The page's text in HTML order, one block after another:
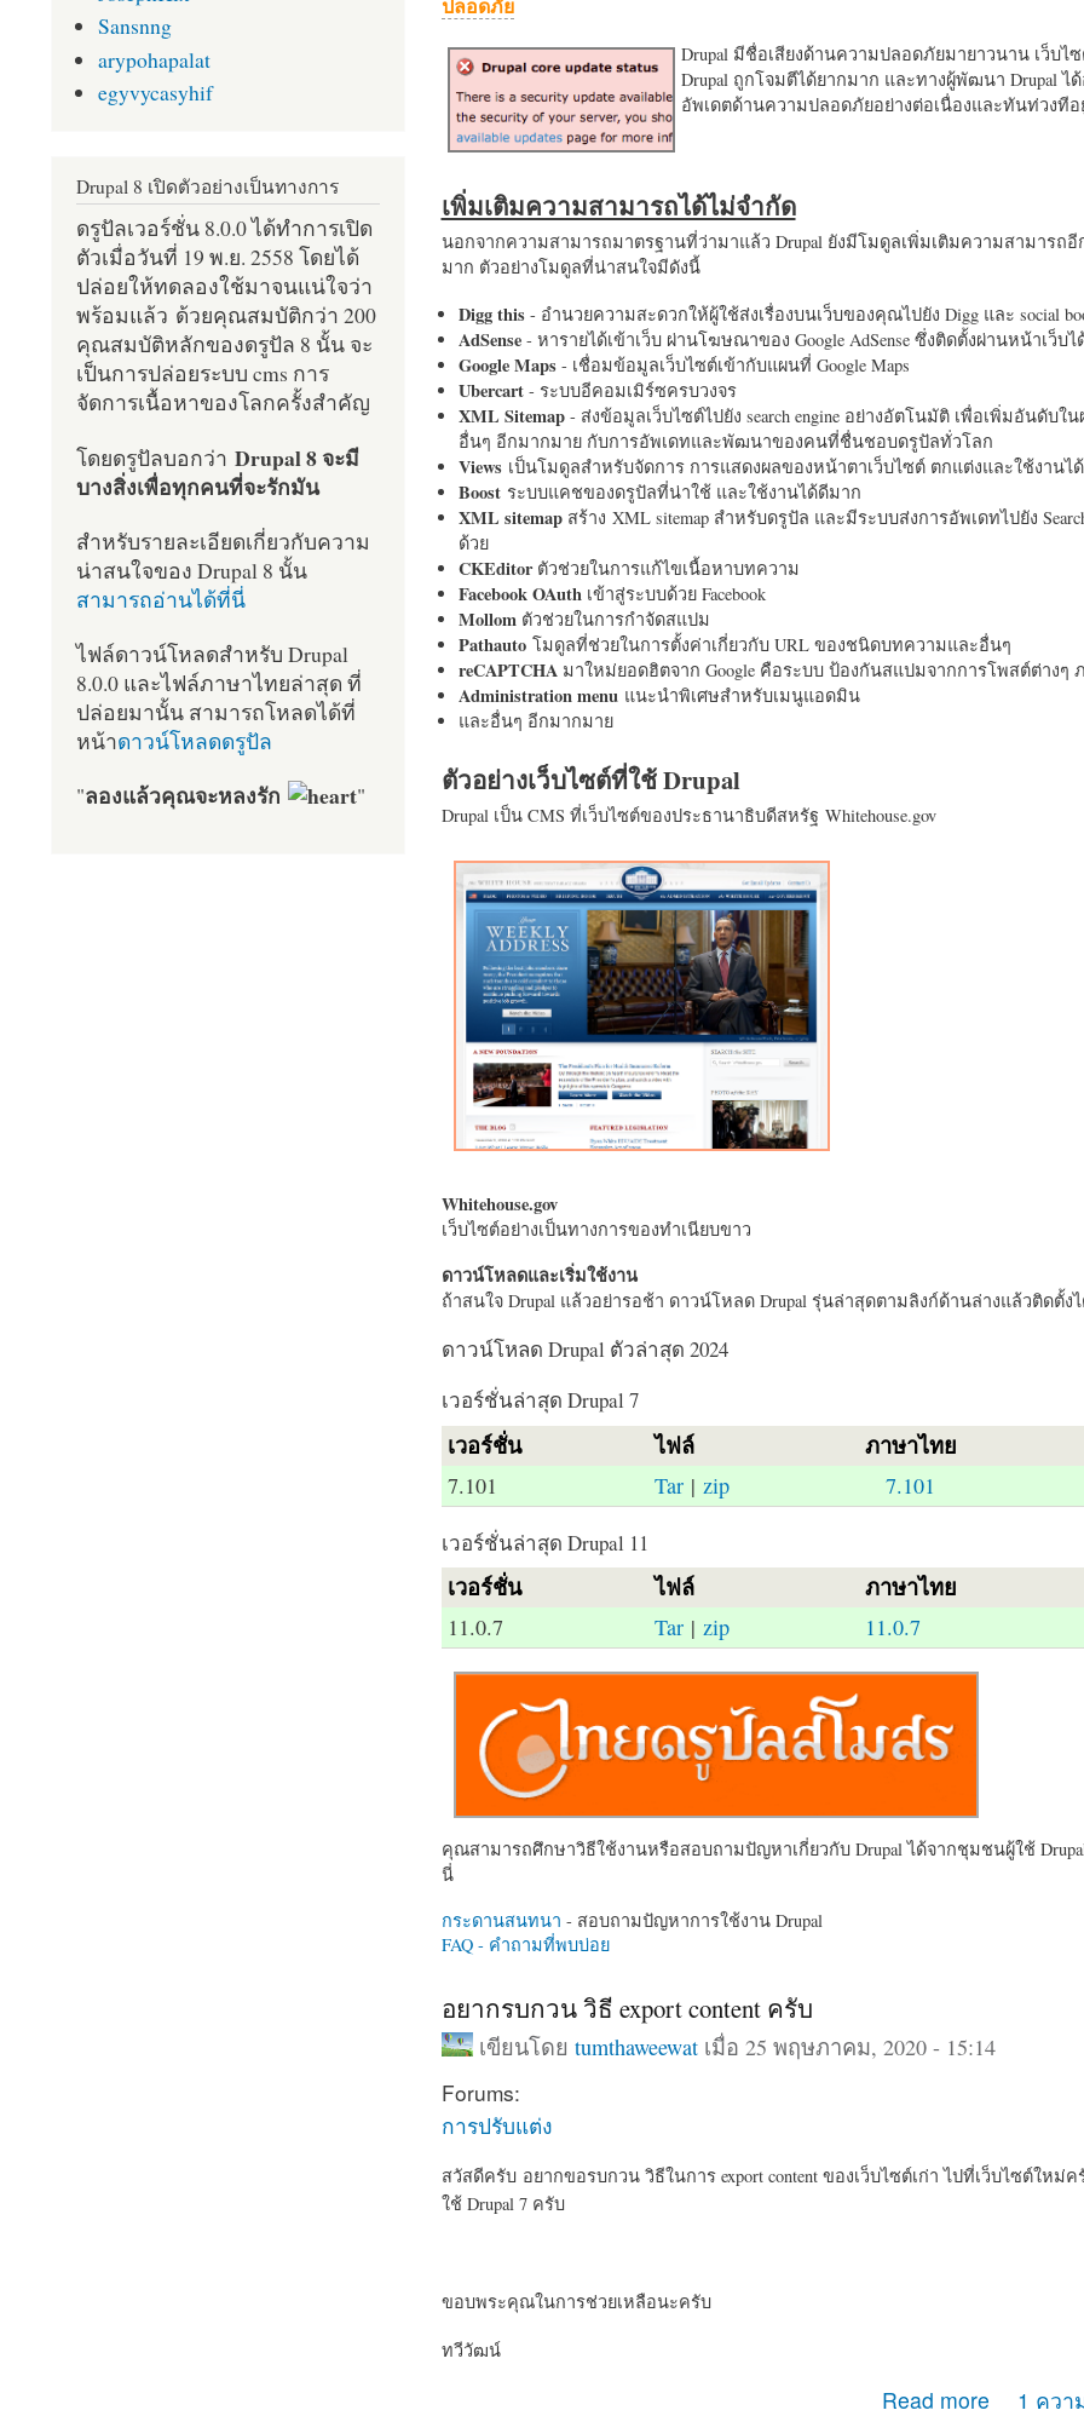
Drupal มีชื่อเสียงด้านความปลอดภัยมายาวนาน เว็บไ
Drupal ถูกโจมตีได้ยากมาก และทางผู้พัฒนา Drupal ไ
อัพเดตด้านความปลอดภัยอย่างต่อเนื่องและทันท่วงทีอ
เพิ่มเติมความสามารถได้ไม่จำกัด
นอกจากความสามารถมาตรฐานที่ว่ามาแล้ว Drupal ยังมีโมดูลเพิ่มเติมความสามารถอี
มาก ตัวอย่างโมดูลที่น่าสนใจมีดังนี้
Digg this- อำนวยความสะดวกให้ผู้ใช้ส่งเรื่องบนเว็บของคุณไปยัง Digg และ social
AdSense- หารายได้เข้าเว็บ ผ่านโฆษณาของ Google AdSense ซึ่งติดตั้งผ่านหน้าเว็บไ
Google Maps- เชื่อมข้อมูลเว็บไซต์เข้ากับแผนที่ Google Maps
Ubercart- ระบบอีคอมเมิร์ซครบวงจร
XML Sitemap- ส่งข้อมูลเว็บไซต์ไปยัง search engine อย่างอัตโนมัติ เพื่อเพิ่มอันดับใ
อื่นๆ อีกมากมาย กับการอัพเดทและพัฒนาของคนที่ชื่นชอบดรูปัลทั่วโลก
Views เป็นโมดูลสำหรับจัดการ การแสดงผลของหน้าตาเว็บไซต์ ตกแต่งและใช้งานไ
Boost ระบบแคชของดรูปัลที่น่าใช้ และใช้งานได้ดีมาก
XML sitemapสร้าง XML sitemap สำหรับดรูปัล และมีระบบส่งการอัพเดทไปยัง
ด้วย
CKEditorตัวช่วยในการแก้ไขเนื้อหาบทความ
Facebook OAuth เข้าสู่ระบบด้วย Facebook
Mollom ตัวช่วยในการกำจัดสแปม
Pathautoโมดูลที่ช่วยในการตั้งค่าเกี่ยวกับ URL ของชนิดบทความและอื่นๆ
reCAPTCHA มาใหม่ยอดฮิตจาก Google คือระบบ ป้องกันสแปมจากการโพสต์ต่างๆ
Administration menu แนะนำพิเศษสำหรับเมนูแอดมิน
และอื่นๆ อีกมากมาย
ตัวอย่างเว็บไซต์ที่ใช้ Drupal
Drupal เป็น CMS ที่เว็บไซต์ของประธานาธิบดีสหรัฐ Whitehouse.gov
Whitehouse.gov
เว็บไซต์อย่างเป็นทางการของทำเนียบขาว
ดาวน์โหลดและเริ่มใช้งาน
ถ้าสนใจ Drupal แล้วอย่ารอช้า ดาวน์โหลด Drupal รุ่นล่าสุดตามลิงก์ด้านล่างแล้วติดตั้ง
ดาวน์โหลด Drupal ตัวล่าสุด 2024
เวอร์ชั่นล่าสุด Drupal 7
เวอร์ชั่น ไฟล์ ภาษาไทย
7.101 Tar| zip 7.101
เวอร์ชั่นล่าสุด Drupal 11
เวอร์ชั่น ไฟล์ ภาษาไทย
11.0.7 Tar| zip 11.0.7
คุณสามารถศึกษาวิธีใช้งานหรือสอบถามปัญหาเกี่ยวกับ Drupal ได้จากชุมชนผู้ใช้
นี่
กระดานสนทนา - สอบถามปัญหาการใช้งาน Drupal
FAQ - คำถามที่พบบ่อย
อยากรบกวน วิธี export content ครับ
เขียนโดยtumthaweewat เมื่อ 25 พฤษภาคม, 2020 - 15:14
Forums:
การปรับแต่ง
สวัสดีครับ อยากขอรบกวน วิธีในการ export content ของเว็บไซต์เก่า ไปที่เว็บไซต์ใหม่ค
ใช้ Drupal 7 ครับ
ขอบพระคุณในการช่วยเหลือนะครับ
ทวีวัฒน์
Read more 1 ควา
Sansnng
arypohapalat
egyvycasyhif
Drupal 8 เปิดตัวอย่างเป็นทางการ
ดรูปัลเวอร์ชั่น 8.0.0 ได้ทำการเปิด
ตัวเมื่อวันที่ 19 พ.ย. 2558 โดยได้
ปล่อยให้ทดลองใช้มาจนแน่ใจว่า
พร้อมแล้ว ด้วยคุณสมบัติกว่า 200
คุณสมบัติหลักของดรูปัล 8 นั้น จะ
เป็นการปล่อยระบบ cms การ
จัดการเนื้อหาของโลกครั้งสำคัญ
โดยดรูปัลบอกว่า Drupal 8 จะมี
บางสิ่งเพื่อทุกคนที่จะรักมัน
สำหรับรายละเอียดเกี่ยวกับความ
น่าสนใจของ Drupal 8 นั้น
สามารถอ่านได้ที่นี่
ไฟล์ดาวน์โหลดสำหรับ Drupal
8.0.0 และไฟล์ภาษาไทยล่าสุด ที่
ปล่อยมานั้น สามารถโหลดได้ที่
หน้าดาวน์โหลดดรูปัล
"ลองแล้วคุณจะหลงรัก "